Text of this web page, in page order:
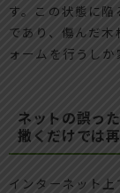
す。この状態に
であり、傷んだ
ォームを行うしか
ネットの誤っ
撒くだけでは
インターネット